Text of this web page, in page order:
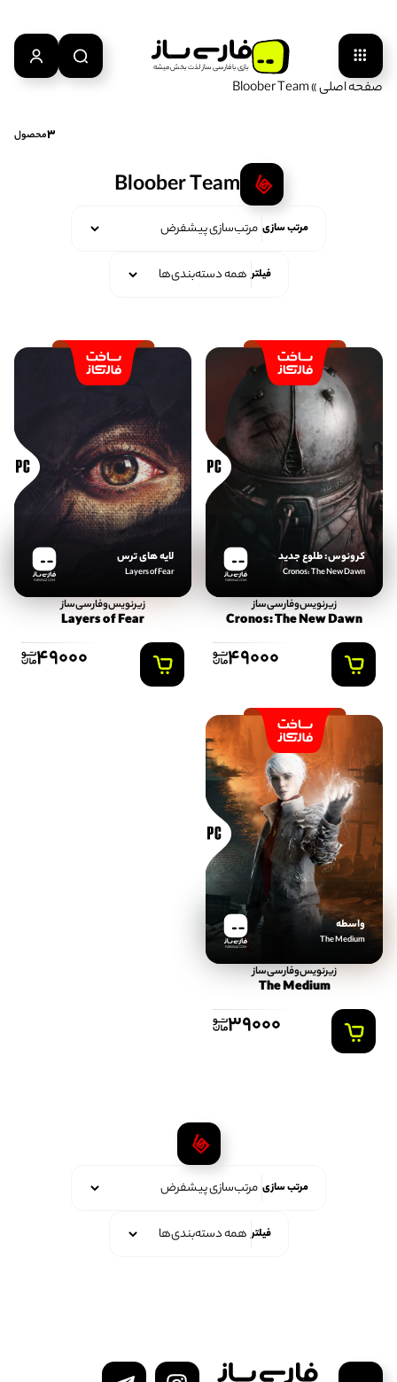
بازی‌ با‌ فارسی‌ ساز‌ لذت‌ بخش‌ میشه
صفحه اصلی»
Bloober Team
3محصول
Bloober Team
مرتب سازی
فیلتر
کرونوس: طلوع جدید
Cronos: The New Dawn
FARSISAZ.COM
زیرنویس‌و‌فارسی‌ساز
Cronos: The New Dawn
49000
لایه های ترس
Layers of Fear
FARSISAZ.COM
زیرنویس‌و‌فارسی‌ساز
Layers of Fear
49000
واسطه
The Medium
FARSISAZ.COM
زیرنویس‌و‌فارسی‌ساز
The Medium
39000
مرتب سازی
فیلتر